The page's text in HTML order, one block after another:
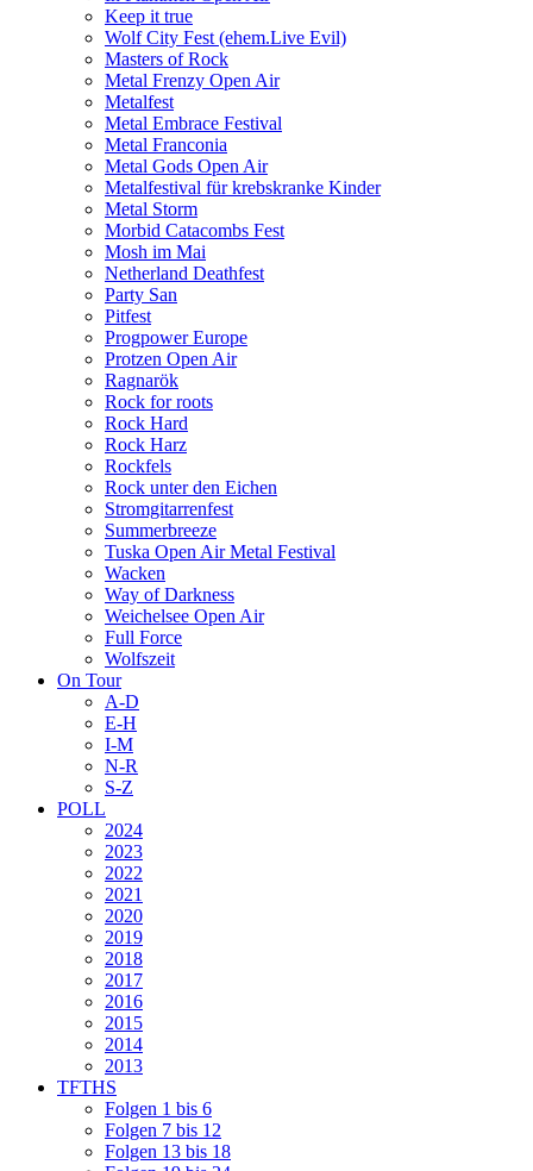
Keep it true
Wolf City Fest (ehem.Live Evil)
Masters of Rock
Metal Frenzy Open Air
Metalfest
Metal Embrace Festival
Metal Franconia
Metal Gods Open Air
Metalfestival für krebskranke Kinder
Metal Storm
Morbid Catacombs Fest
Mosh im Mai
Netherland Deathfest
Party San
Pitfest
Progpower Europe
Protzen Open Air
Ragnarök
Rock for roots
Rock Hard
Rock Harz
Rockfels
Rock unter den Eichen
Stromgitarrenfest
Summerbreeze
Tuska Open Air Metal Festival
Wacken
Way of Darkness
Weichelsee Open Air
Full Force
Wolfszeit
On Tour
A-D
E-H
I-M
N-R
S-Z
POLL
2024
2023
2022
2021
2020
2019
2018
2017
2016
2015
2014
2013
TFTHS
Folgen 1 bis 6
Folgen 7 bis 12
Folgen 13 bis 18